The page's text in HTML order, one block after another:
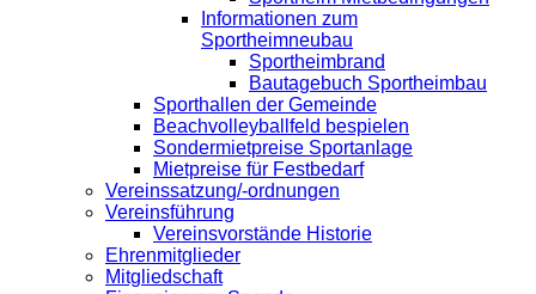
Informationen zum
Sportheimneubau
Sportheimbrand
Bautagebuch Sportheimbau
Sporthallen der Gemeinde
Beachvolleyballfeld bespielen
Sondermietpreise Sportanlage
Mietpreise für Festbedarf
Vereinssatzung/-ordnungen
Vereinsführung
Vereinsvorstände Historie
Ehrenmitglieder
Mitgliedschaft